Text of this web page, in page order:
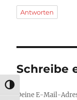
UMSCHALTEN
Antworten
Schreibe
Deine E-Mail-